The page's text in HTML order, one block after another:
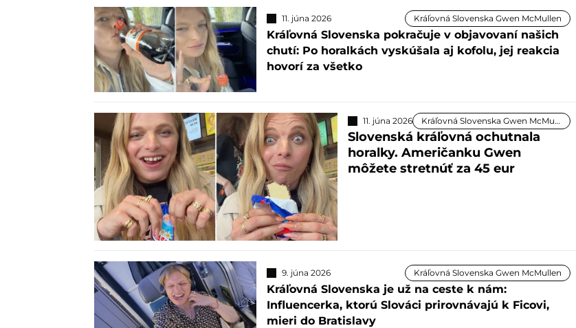
11. júna 2026 Kráľovná Slovenska Gwen McMullen
Kráľovná Slovenska pokračuje v objavovaní našich
chutí: Po horalkách vyskúšala aj kofolu, jej reakcia
hovorí za všetko
11. júna 2026 Kráľovná Slovenska Gwen McMullen
Slovenská kráľovná ochutnala
horalky. Američanku Gwen
môžete stretnúť za 45 eur
9. júna 2026 Kráľovná Slovenska Gwen McMullen
Kráľovná Slovenska je už na ceste k nám:
Influencerka, ktorú Slováci prirovnávajú k Ficovi,
mieri do Bratislavy